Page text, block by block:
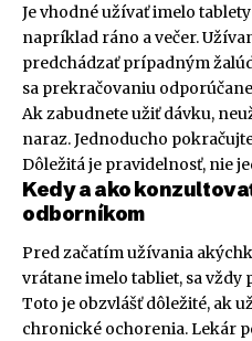
Je vhodné užívať imelo
napríklad ráno a večer.
predchádzať prípadným
sa prekračovaniu
Ak zabudnete užiť dávku,
naraz. Jednoducho
Dôležitá je pravidelnosť, nie
Kedy a ako
odborníkom
Pred začatím užívania
vrátane imelo tabliet, sa vždy
Toto je obzvlášť dôležité, ak
chronické ochorenia. Lekár